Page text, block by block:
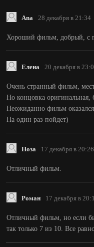
Ana 28 декабря в 21:34
Хороший фильм, добрый, с
Елена 20 декабря в
Очень странный фильм,
Но концовка оригинальная,
Неожиданно фильм
На один раз пойдет)
Ноза 17 декабря в 20:26
Отличный фильм.
Роман 17 декабря в
Отличный фильм, но если
так только 7 из 10. Все